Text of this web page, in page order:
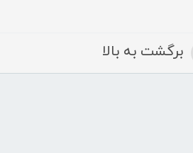
برگشت به بالا